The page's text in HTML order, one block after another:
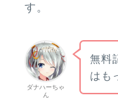
す。
ダナハーちゃ
ん
無料
はも